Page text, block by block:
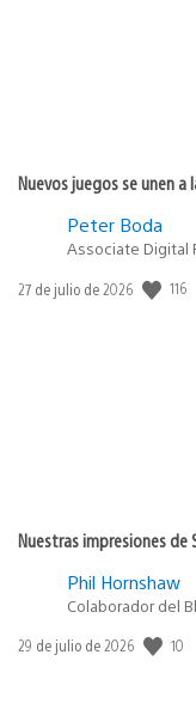
Nuevos juegos se unen
Peter Boda
Associate Digital
Fecha
27 de julio de 2026 116
Nuestras impresiones de
Phil Hornshaw
Colaborador del
Fecha
29 de julio de 2026 10